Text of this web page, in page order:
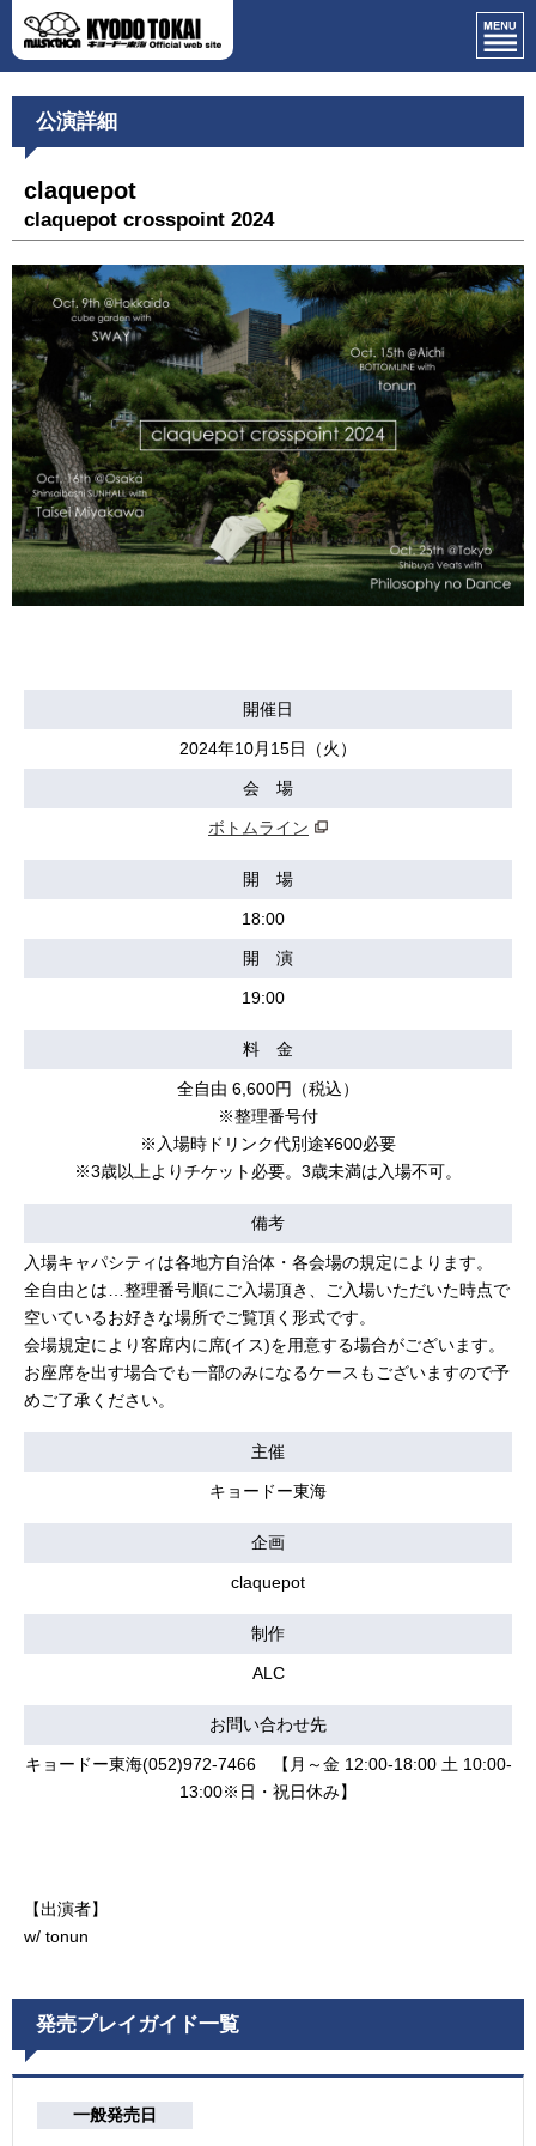
公演詳細
claquepot
claquepot crosspoint 2024
開催日
2024年10月15日（火）
会 場
ボトムライン
開 場
18:00
開 演
19:00
料 金
全自由 6,600円（税込）
※整理番号付
※入場時ドリンク代別途¥600必要
※3歳以上よりチケット必要。3歳未満は入場不可。
備考
入場キャパシティは各地方自治体・各会場の規定によります。
全自由とは…整理番号順にご入場頂き、ご入場いただいた時点で
空いているお好きな場所でご覧頂く形式です。
会場規定により客席内に席(イス)を用意する場合がございます。
お座席を出す場合でも一部のみになるケースもございますので予
めご了承ください。
主催
キョードー東海
企画
claquepot
制作
ALC
お問い合わせ先
キョードー東海(052)972-7466 【月～金 12:00-18:00 土 10:00-
13:00※日・祝日休み】
【出演者】
w/ tonun
発売プレイガイド一覧
一般発売日